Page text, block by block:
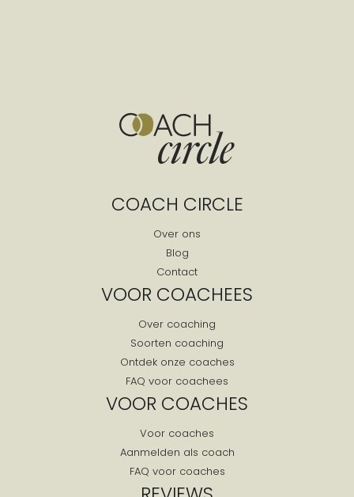
COACH CIRCLE
Over ons
Blog
Contact
VOOR COACHEES
Over coaching
Soorten coaching
Ontdek onze coaches
FAQ voor coachees
VOOR COACHES
Voor coaches
Aanmelden als coach
FAQ voor coaches